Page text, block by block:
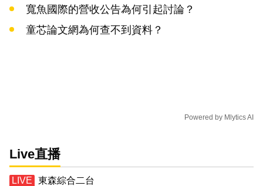
寬魚國際的營收公告為何引起討論？
童芯論文網為何查不到資料？
Powered by Mlytics AI
Live直播
東森綜合二台